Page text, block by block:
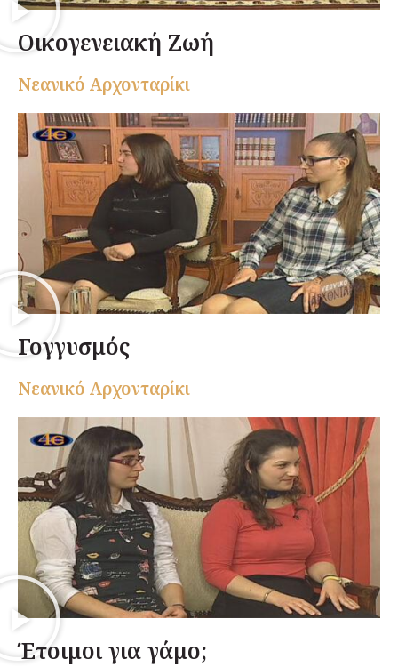
Οικογενειακή Ζωή
Nεανικό Αρχονταρίκι
Γογγυσμός
Nεανικό Αρχονταρίκι
Έτοιμοι για γάμο;